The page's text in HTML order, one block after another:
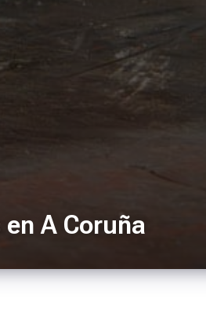
A Coruña